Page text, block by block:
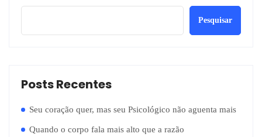
Pesquisar
Posts Recentes
Seu coração quer, mas seu Psicológico não aguenta mais
Quando o corpo fala mais alto que a razão